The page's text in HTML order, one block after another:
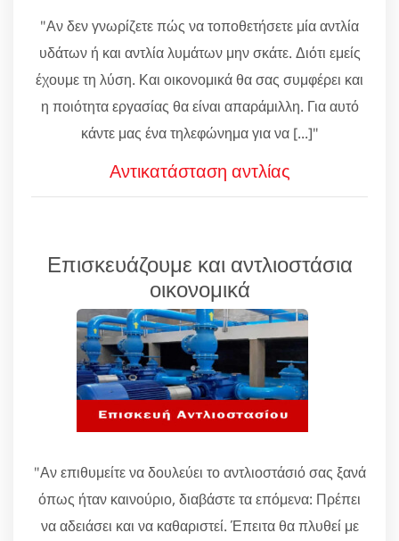
"Αν δεν γνωρίζετε πώς να τοποθετήσετε μία αντλία
υδάτων ή και αντλία λυμάτων μην σκάτε. Διότι εμείς
έχουμε τη λύση. Και οικονομικά θα σας συμφέρει και
η ποιότητα εργασίας θα είναι απαράμιλλη. Για αυτό
κάντε μας ένα τηλεφώνημα για να [...]"
Αντικατάσταση αντλίας
Επισκευάζουμε και αντλιοστάσια
οικονομικά
"Αν επιθυμείτε να δουλεύει το αντλιοστάσιό σας ξανά
όπως ήταν καινούριο, διαβάστε τα επόμενα: Πρέπει
να αδειάσει και να καθαριστεί. Έπειτα θα πλυθεί με